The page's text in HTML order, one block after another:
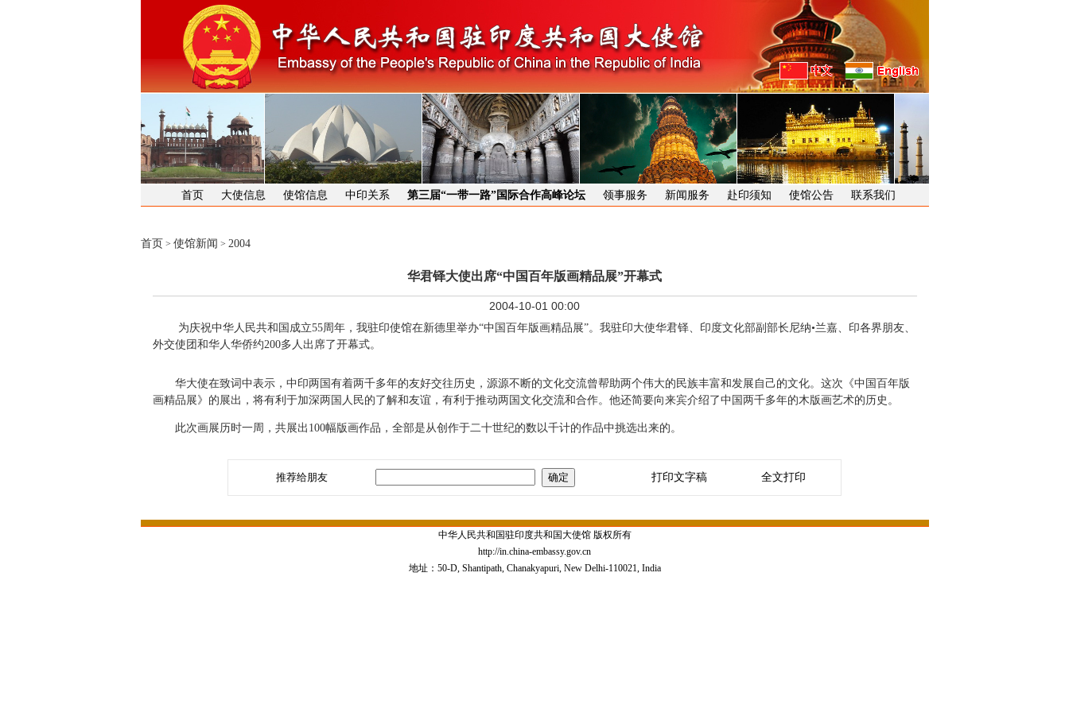
首页 大使信息 使馆信息 中印关系 第三届“一带一路”国际合作高峰论坛 领事服务 新闻服务 赴印须知 使馆公告 联系我们
首页 > 使馆新闻 > 2004
华君铎大使出席“中国百年版画精品展”开幕式
2004-10-01 00:00
为庆祝中华人民共和国成立55周年，我驻印使馆在新德里举办“中国百年版画精品展”。我驻印大使华君铎、印度文化部副部长尼纳•兰嘉、印各界朋友、
外交使团和华人华侨约200多人出席了开幕式。
华大使在致词中表示，中印两国有着两千多年的友好交往历史，源源不断的文化交流曾帮助两个伟大的民族丰富和发展自己的文化。这次《中国百年版
画精品展》的展出，将有利于加深两国人民的了解和友谊，有利于推动两国文化交流和合作。他还简要向来宾介绍了中国两千多年的木版画艺术的历史。
此次画展历时一周，共展出100幅版画作品，全部是从创作于二十世纪的数以千计的作品中挑选出来的。
推荐给朋友 打印文字稿 全文打印
中华人民共和国驻印度共和国大使馆 版权所有
http://in.china-embassy.gov.cn
地址：50-D, Shantipath, Chanakyapuri, New Delhi-110021, India